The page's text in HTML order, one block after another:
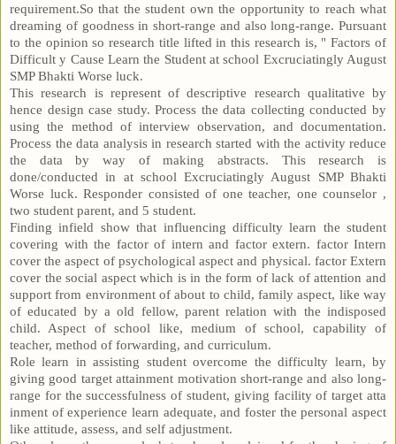
requirement.So that the student own the opportunity to reach what
dreaming of goodness in short-range and also long-range. Pursuant
to the opinion so research title lifted in this research is, " Factors of
Difficult y Cause Learn the Student at school Excruciatingly August
SMP Bhakti Worse luck.
This research is represent of descriptive research qualitative by
hence design case study. Process the data collecting conducted by
using the method of interview observation, and documentation.
Process the data analysis in research started with the activity reduce
the data by way of making abstracts. This research is
done/conducted in at school Excruciatingly August SMP Bhakti
Worse luck. Responder consisted of one teacher, one counselor ,
two student parent, and 5 student.
Finding infield show that influencing difficulty learn the student
covering with the factor of intern and factor extern. factor Intern
cover the aspect of psychological aspect and physical. factor Extern
cover the social aspect which is in the form of lack of attention and
support from environment of about to child, family aspect, like way
of educated by a old fellow, parent relation with the indisposed
child. Aspect of school like, medium of school, capability of
teacher, method of forwarding, and curriculum.
Role learn in assisting student overcome the difficulty learn, by
giving good target attainment motivation short-range and also long-
range for the successfulness of student, giving facility of target atta
inment of experience learn adequate, and foster the personal aspect
like attitude, assess, and self adjustment.